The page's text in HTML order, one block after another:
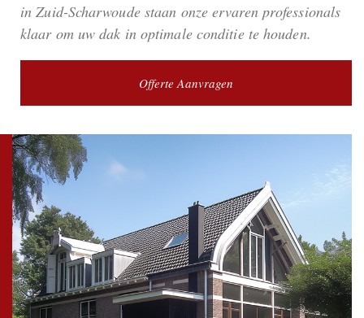
in Zuid-Scharwoude staan onze ervaren professionals
klaar om uw dak in optimale conditie te houden.
Offerte Aanvragen